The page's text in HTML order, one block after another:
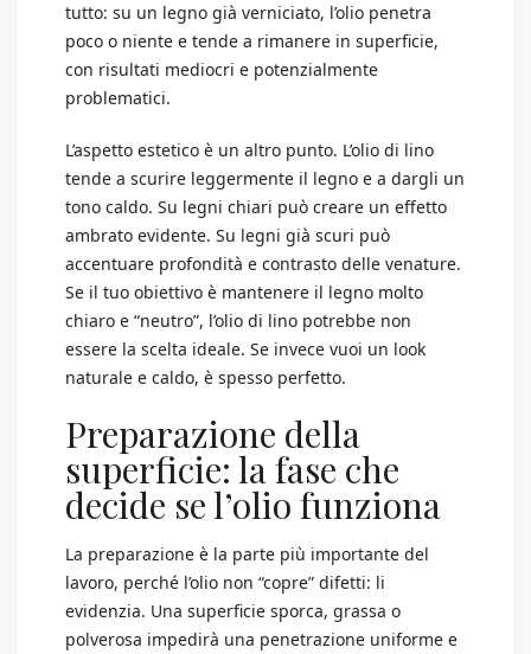
tutto: su un legno già verniciato, l’olio penetra
poco o niente e tende a rimanere in superficie,
con risultati mediocri e potenzialmente
problematici.
L’aspetto estetico è un altro punto. L’olio di lino
tende a scurire leggermente il legno e a dargli un
tono caldo. Su legni chiari può creare un effetto
ambrato evidente. Su legni già scuri può
accentuare profondità e contrasto delle venature.
Se il tuo obiettivo è mantenere il legno molto
chiaro e “neutro”, l’olio di lino potrebbe non
essere la scelta ideale. Se invece vuoi un look
naturale e caldo, è spesso perfetto.
Preparazione della
superficie: la fase che
decide se l’olio funziona
La preparazione è la parte più importante del
lavoro, perché l’olio non “copre” difetti: li
evidenzia. Una superficie sporca, grassa o
polverosa impedirà una penetrazione uniforme e